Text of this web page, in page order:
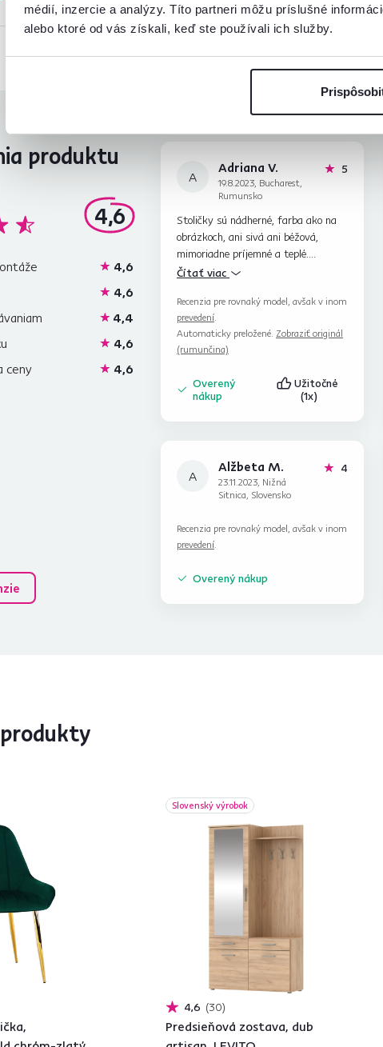
médií, inzercie a analýzy. Títo partneri môžu príslušné
alebo ktoré od vás získali, keď ste používali ich služby.
produktu
4,6
4,6
4,6
4,4
4,6
ceny
4,6
A
Adriana V.
19.8.2023, Bucharest,
Rumunsko
5
Stoličky sú nádherné, farba ako na
obrázkoch, ani sivá ani béžová,
mimoriadne príjemné a teplé.
Materiály sú kvalitné, kovové nohy
odolnou tkaninou. Oplatí sa kúpiť!
Čítať viac
Recenzia pre rovnaký model, avšak v inom
prevedení.
Automaticky preložené. Zobraziť originál
(rumunčina)
Overený
nákup
Užitočné
(1x)
A
Alžbeta M.
23.11.2023, Nižná
Sitnica, Slovensko
4
Recenzia pre rovnaký model, avšak v inom
prevedení.
Overený nákup
Slovenský výrobok
4,6 30
Predsieňová zostava, dub